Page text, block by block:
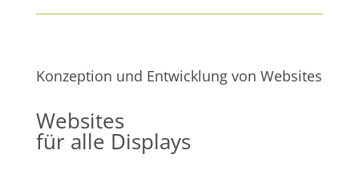
Konzeption und Entwicklung von Websites
Websites
für alle Displays